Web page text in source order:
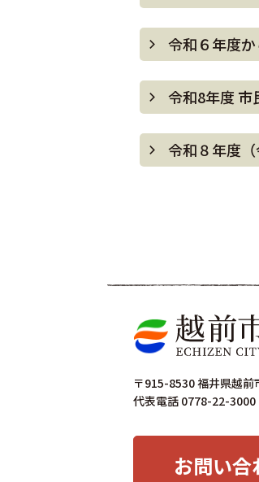
令和６年度
令和8年度 市
令和８年度
〒915-8530 福井県越
代表電話 0778-22-
お問い合